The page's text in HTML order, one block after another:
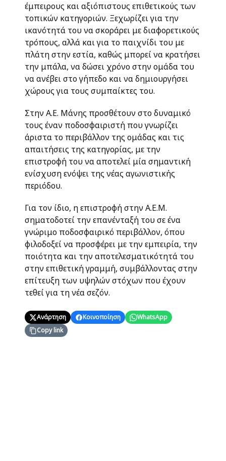
έμπειρους και αξιόπιστους επιθετικούς των
τοπικών κατηγοριών. Ξεχωρίζει για την
ικανότητά του να σκοράρει με διαφορετικούς
τρόπους, αλλά και για το παιχνίδι του με
πλάτη στην εστία, καθώς μπορεί να κρατήσει
την μπάλα, να δώσει χρόνο στην ομάδα του
να ανέβει στο γήπεδο και να δημιουργήσει
χώρους για τους συμπαίκτες του.
Στην Α.Ε. Μάνης προσθέτουν στο δυναμικό
τους έναν ποδοσφαιριστή που γνωρίζει
άριστα το περιβάλλον της ομάδας και τις
απαιτήσεις της κατηγορίας, με την
επιστροφή του να αποτελεί μία σημαντική
ενίσχυση ενόψει της νέας αγωνιστικής
περιόδου.
Για τον ίδιο, η επιστροφή στην Α.Ε.Μ.
σηματοδοτεί την επανένταξή του σε ένα
γνώριμο ποδοσφαιρικό περιβάλλον, όπου
φιλοδοξεί να προσφέρει με την εμπειρία, την
ποιότητα και την αποτελεσματικότητά του
στην επιθετική γραμμή, συμβάλλοντας στην
επίτευξη των υψηλών στόχων που έχουν
τεθεί για τη νέα σεζόν.
Ανάρτηση Κοινοποίηση
WhatsApp
Copy link